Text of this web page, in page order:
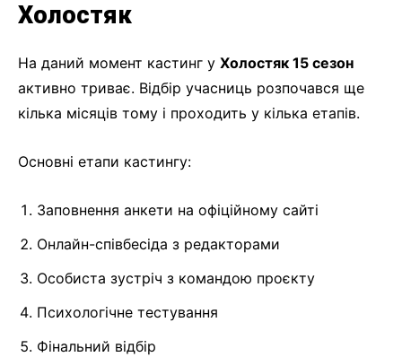
Холостяк
На даний момент кастинг у Холостяк 15 сезон
активно триває. Відбір учасниць розпочався ще
кілька місяців тому і проходить у кілька етапів.
Основні етапи кастингу:
Заповнення анкети на офіційному сайті
Онлайн-співбесіда з редакторами
Особиста зустріч з командою проєкту
Психологічне тестування
Фінальний відбір